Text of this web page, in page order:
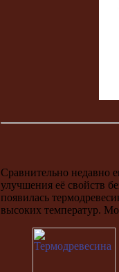
Сравнительно недавно
улучшения её свойств
появилась
высоких температур.